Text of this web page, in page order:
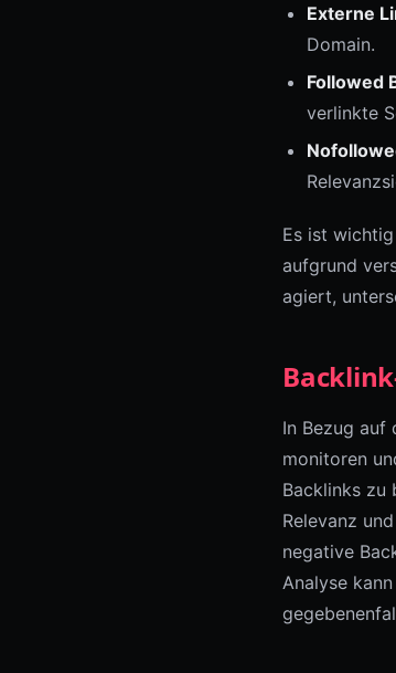
Externe
Domain.
Followed
verlinkte
Es ist
aufgrund
agiert,
In Bezug auf
monitoren
Backlinks zu
Relevanz
negative
Analyse